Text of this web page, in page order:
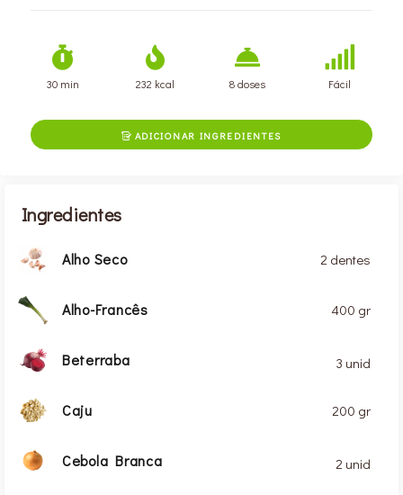
30 min 232 kcal 8 doses Fácil
ADICIONAR INGREDIENTES
Ingredientes
Alho Seco 2 dentes
Alho-Francês 400 gr
Beterraba 3 unid
Caju 200 gr
Cebola Branca 2 unid